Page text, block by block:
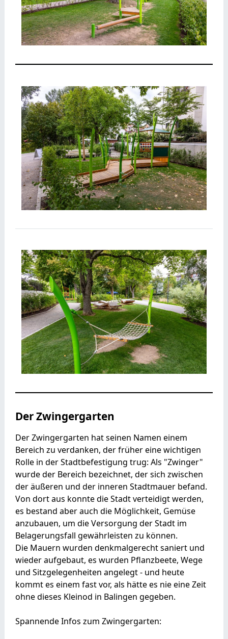
Der Zwingergarten
Der Zwingergarten hat seinen Namen einem
Bereich zu verdanken, der früher eine wichtigen
Rolle in der Stadtbefestigung trug: Als "Zwinger"
wurde der Bereich bezeichnet, der sich zwischen
der äußeren und der inneren Stadtmauer befand.
Von dort aus konnte die Stadt verteidigt werden,
es bestand aber auch die Möglichkeit, Gemüse
anzubauen, um die Versorgung der Stadt im
Belagerungsfall gewährleisten zu können.
Die Mauern wurden denkmalgerecht saniert und
wieder aufgebaut, es wurden Pflanzbeete, Wege
und Sitzgelegenheiten angelegt - und heute
kommt es einem fast vor, als hätte es nie eine Zeit
ohne dieses Kleinod in Balingen gegeben.
Spannende Infos zum Zwingergarten: